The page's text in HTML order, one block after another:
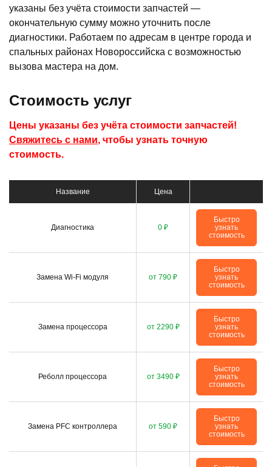
указаны без учёта стоимости запчастей —
окончательную сумму можно уточнить после
диагностики. Работаем по адресам в центре города и
спальных районах Новороссийска с возможностью
вызова мастера на дом.
Стоимость услуг
Цены указаны без учёта стоимости запчастей!
Свяжитесь с нами, чтобы узнать точную
стоимость.
Название Цена
Диагностика 0 ₽
Быстро
узнать
стоимость
Замена Wi-Fi модуля от 790 ₽
Быстро
узнать
стоимость
Замена процессора от 2290 ₽
Быстро
узнать
стоимость
Реболл процессора от 3490 ₽
Быстро
узнать
стоимость
Замена PFC контроллера от 590 ₽
Быстро
узнать
стоимость